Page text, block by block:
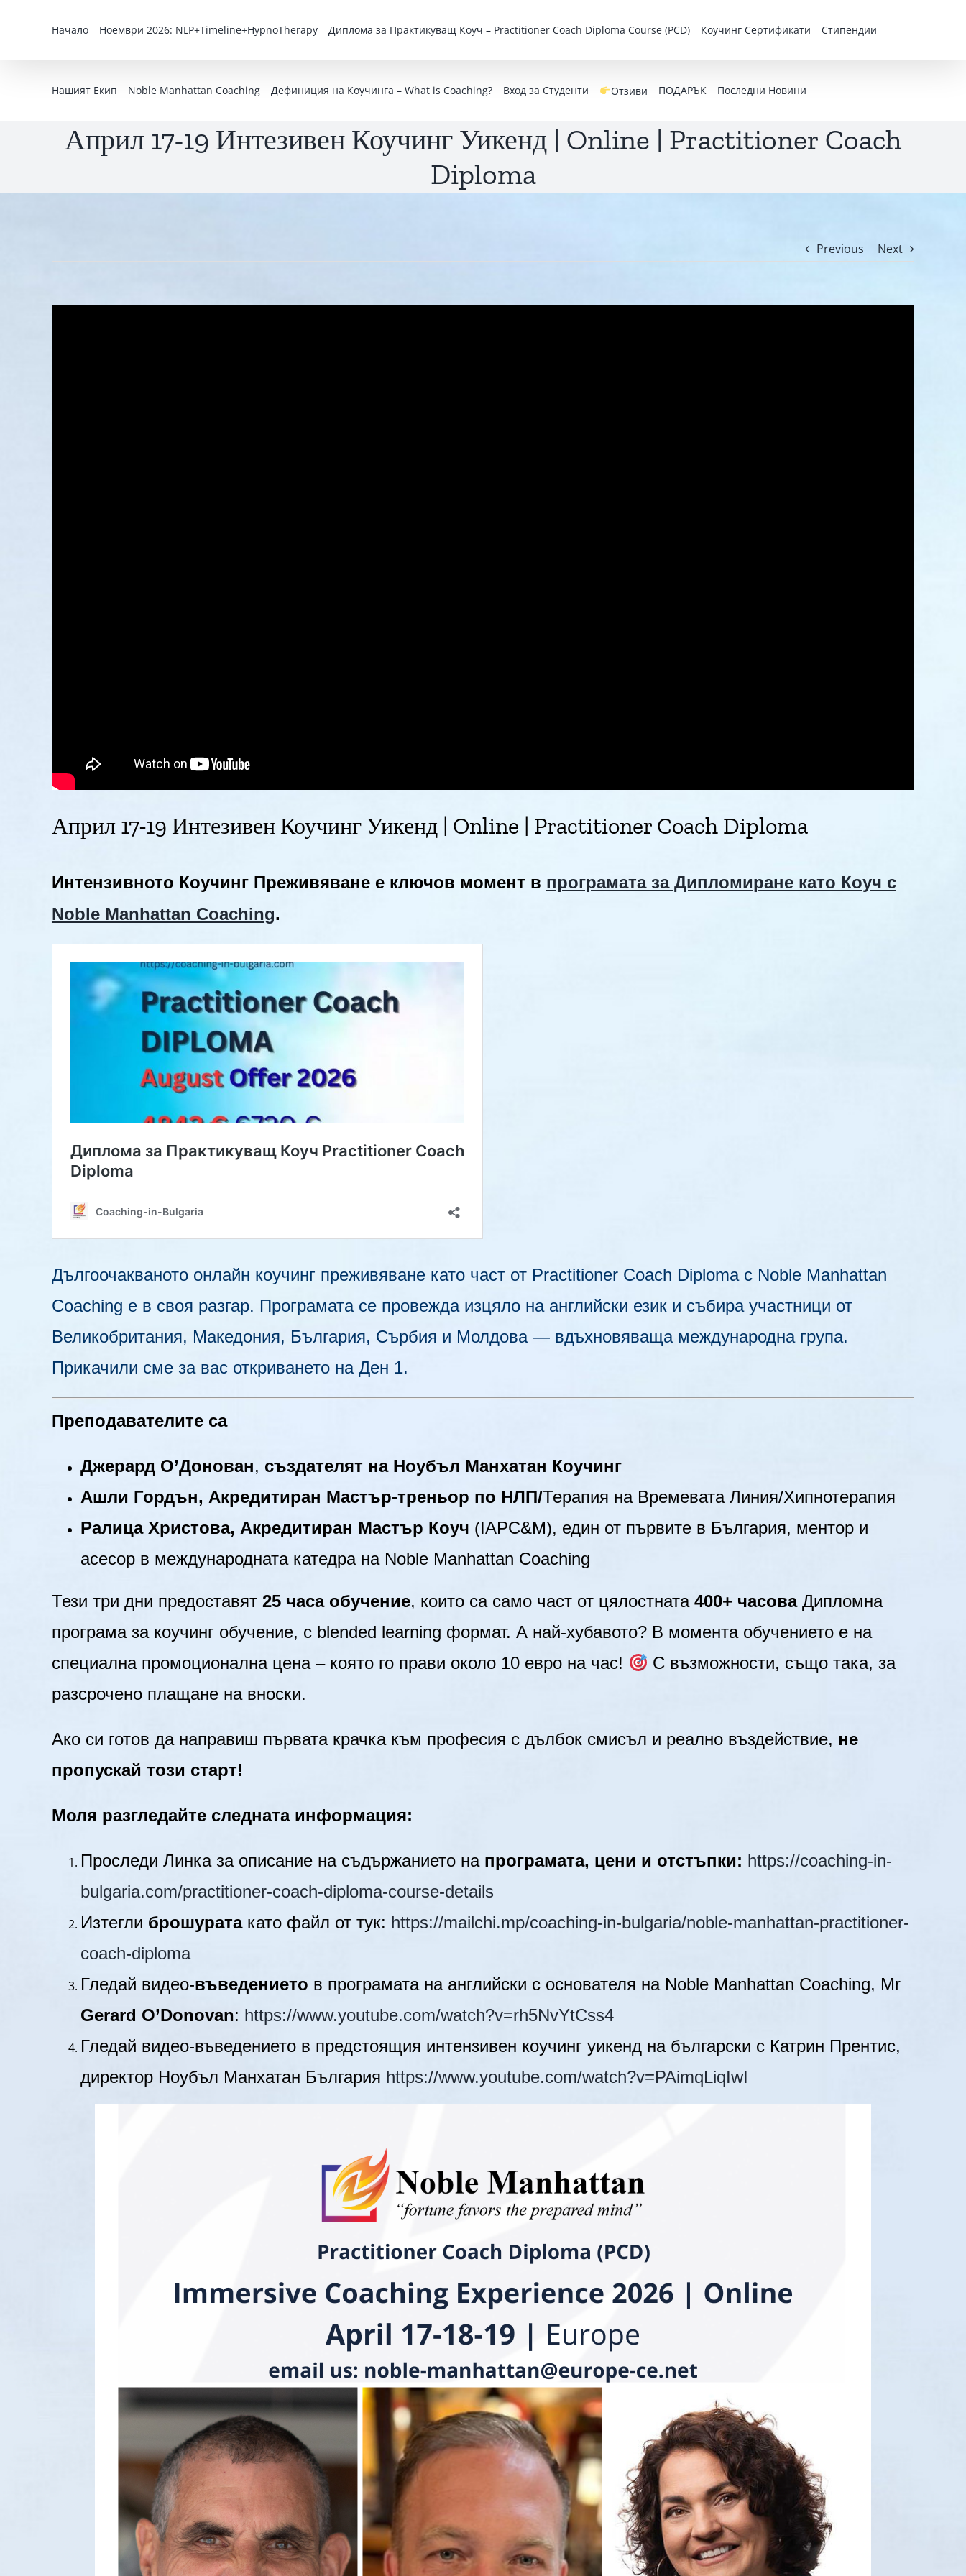
Начало Ноември 2026: NLP+Timeline+HypnoTherapy Дипломa за Практикуващ Коуч – Practitioner Coach Diploma Course (PCD) Коучинг Сертификати Стипендии
Нашият Екип Noble Manhattan Coaching Дефиниция на Коучинга – What is Coaching? Вход за Студенти Отзиви ПОДАРЪК Последни Новини
Април 17-19 Интезивен Коучинг Уикенд | Online | Practitioner Coach
Diploma
Previous Next
Април 17-19 Интезивен Коучинг Уикенд | Online | Practitioner Coach Diploma
Интензивното Коучинг Преживяване е ключов момент в програмата за Дипломиране като Коуч с
Noble Manhattan Coaching.
Дългоочакваното онлайн коучинг преживяване като част от Practitioner Coach Diploma с Noble Manhattan
Coaching е в своя разгар. Програмата се провежда изцяло на английски език и събира участници от
Великобритания, Македония, България, Сърбия и Молдова — вдъхновяваща международна група.
Прикачили сме за вас откриването на Ден 1.
Преподавателите са
Джерард О’Донован, създателят на Ноубъл Манхатан Коучинг
Ашли Гордън, Акредитиран Мастър-треньор по НЛП/Терапия на Времевата Линия/Хипнотерапия
Ралица Христова, Акредитиран Мастър Коуч (IAPC&M), един от първите в България, ментор и
асесор в международната катедра на Noble Manhattan Coaching
Тези три дни предоставят 25 часа обучение, които са само част от цялостната 400+ часоваДипломна
програма за коучинг обучение, с blended learning формат. А най-хубавото? В момента обучението е на
специална промоционална цена – която го прави около 10 евро на час!
С възможности, също така, за
разсрочено плащане на вноски.
Ако си готов да направиш първата крачка към професия с дълбок смисъл и реално въздействие, не
пропускай този старт!
Моля разгледайте следната информация:
Проследи Линка за описание на съдържанието на програмата, цени и отстъпки: https://coaching-in-
bulgaria.com/practitioner-coach-diploma-course-details
Изтегли брошурата като файл от тук: https://mailchi.mp/coaching-in-bulgaria/noble-manhattan-practitioner-
coach-diploma
Гледай видео-въведението в програмата на английски с основателя на Noble Manhattan Coaching, Mr
Gerard O’Donovan: https://www.youtube.com/watch?v=rh5NvYtCss4
Гледай видео-въведението в предстоящия интензивен коучинг уикенд на български с Катрин Прентис,
директор Ноубъл Манхатан България https://www.youtube.com/watch?v=PAimqLiqIwI